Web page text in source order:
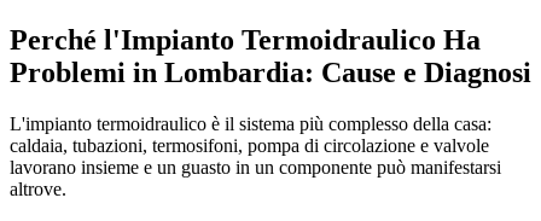
Perché l'Impianto Termoidraulico Ha
Problemi in Lombardia: Cause e Diagnosi
L'impianto termoidraulico è il sistema più complesso della casa:
caldaia, tubazioni, termosifoni, pompa di circolazione e valvole
lavorano insieme e un guasto in un componente può manifestarsi
altrove.